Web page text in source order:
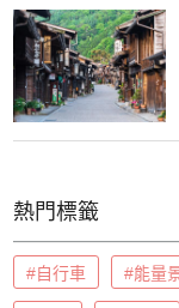
熱門標籤
#自行車 #能量